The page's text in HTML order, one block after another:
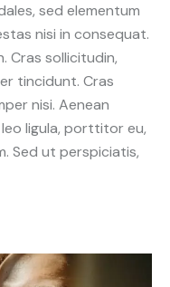
sed elementum
nisi in consequat.
Cras sollicitudin,
tincidunt. Cras
nisi. Aenean
ligula, porttitor eu,
Sed ut perspiciatis,